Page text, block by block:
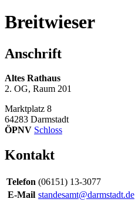
Breitwieser
Anschrift
Altes Rathaus
2. OG, Raum 201
Marktplatz 8
64283 Darmstadt
ÖPNV Schloss
Kontakt
Telefon (06151) 13-3077
E-Mail standesamt@darmstadt.de